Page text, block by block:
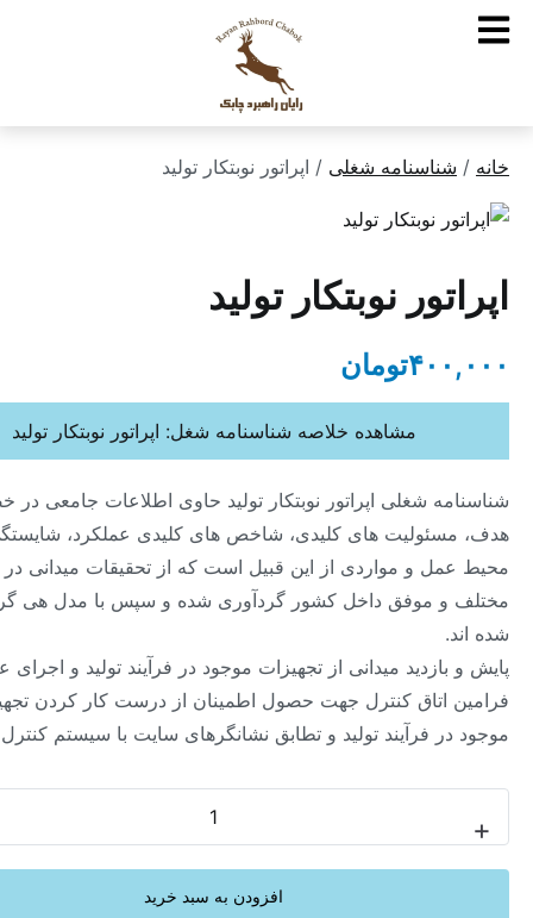
شغلی/ اپراتور نوبتکار تولید
نوبتکار تولید
تومان
شغلی اپراتور نوبتکار تولید حاوی اطلاعات جامعی در خصوص
های کلیدی، شاخص های کلیدی عملکرد، شایستگی ها،
و مواردی از این قبیل است که از تحقیقات میدانی در صنایع
موفق داخل کشور گردآوری شده و سپس با مدل هی گروپ تحلیل
میدانی از تجهیزات موجود در فرآیند تولید و اجرای عملیات و
کنترل جهت حصول اطمینان از درست کار کردن تجهیزات
فرآیند تولید و تطابق نشانگرهای سایت با سیستم کنترل
مشاهده خلاصه شناسنامه شغل: اپراتور نوبتکار تولید
افزودن به سبد خرید